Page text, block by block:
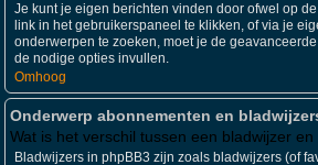
Je kunt je eigen berichten vinden door ofwel op
link in het gebruikerspaneel te klikken, of via je
onderwerpen te zoeken, moet je de
de nodige opties invullen.
Omhoog
Onderwerp abonnementen en
Wat is het verschil tussen een bladwijzer
Bladwijzers in phpBB3 zijn zoals bladwijzers (of